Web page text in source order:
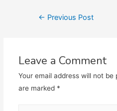
Post← Previous Post
Leave a Comment
Your email address will not be
are marked *